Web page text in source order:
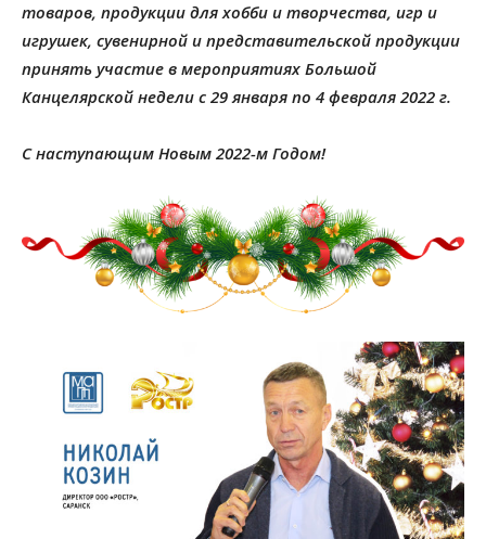
товаров, продукции для хобби и творчества, игр и
игрушек, сувенирной и представительской продукции
принять участие в мероприятиях Большой
Канцелярской недели с 29 января по 4 февраля 2022 г.
С наступающим Новым 2022-м Годом!